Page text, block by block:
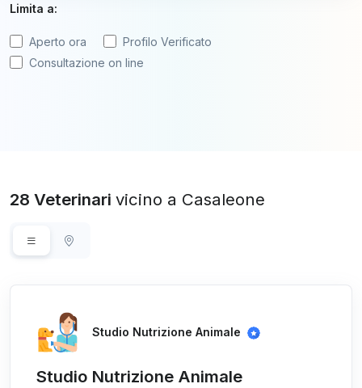
Limita a:
Aperto ora
Profilo Verificato
Consultazione on line
28 Veterinari vicino a Casaleone
Studio Nutrizione Animale
Studio Nutrizione Animale